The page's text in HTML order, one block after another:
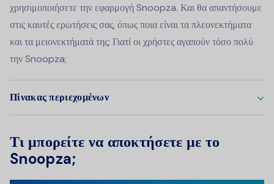
χρησιμοποιήσετε την εφαρμογή Snoopza. Και θα απαντήσουμε
στις καυτές ερωτήσεις σας, όπως ποια είναι τα πλεονεκτήματα
και τα μειονεκτήματά της; Γιατί οι χρήστες αγαπούν τόσο πολύ
την Snoopza;
Πίνακας περιεχομένων
Τι μπορείτε να αποκτήσετε με το
Snoopza;